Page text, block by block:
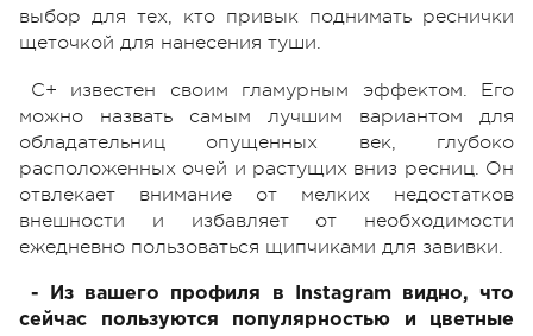
выбор для тех, кто привык поднимать реснички
щеточкой для нанесения туши.
С+ известен своим гламурным эффектом. Его
можно назвать самым лучшим вариантом для
обладательниц опущенных век, глубоко
расположенных очей и растущих вниз ресниц. Он
отвлекает внимание от мелких недостатков
внешности и избавляет от необходимости
ежедневно пользоваться щипчиками для завивки.
- Из вашего профиля в Instagram видно, что
сейчас пользуются популярностью и цветные